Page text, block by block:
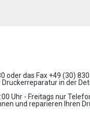
oder das Fax +49 (30) 830
in der
Uhr - Freitags nur
und reparieren Ihren